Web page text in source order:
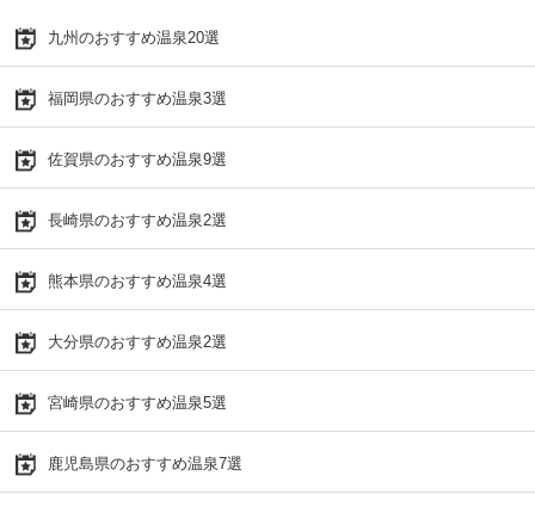
九州のおすすめ温泉20選
福岡県のおすすめ温泉3選
佐賀県のおすすめ温泉9選
長崎県のおすすめ温泉2選
熊本県のおすすめ温泉4選
大分県のおすすめ温泉2選
宮崎県のおすすめ温泉5選
鹿児島県のおすすめ温泉7選